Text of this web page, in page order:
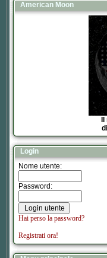
American Moon
Login
Nome utente:
Password:
Hai perso la password?
Registrati ora!